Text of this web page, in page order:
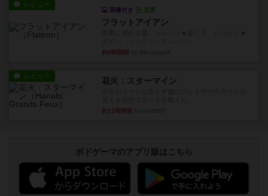
レビュー
画像付き 充実
フラットアイアン
約9時間前
レビュー 花火：スターマイン
約11時間前
ボドゲーマのアプリ版はこちら